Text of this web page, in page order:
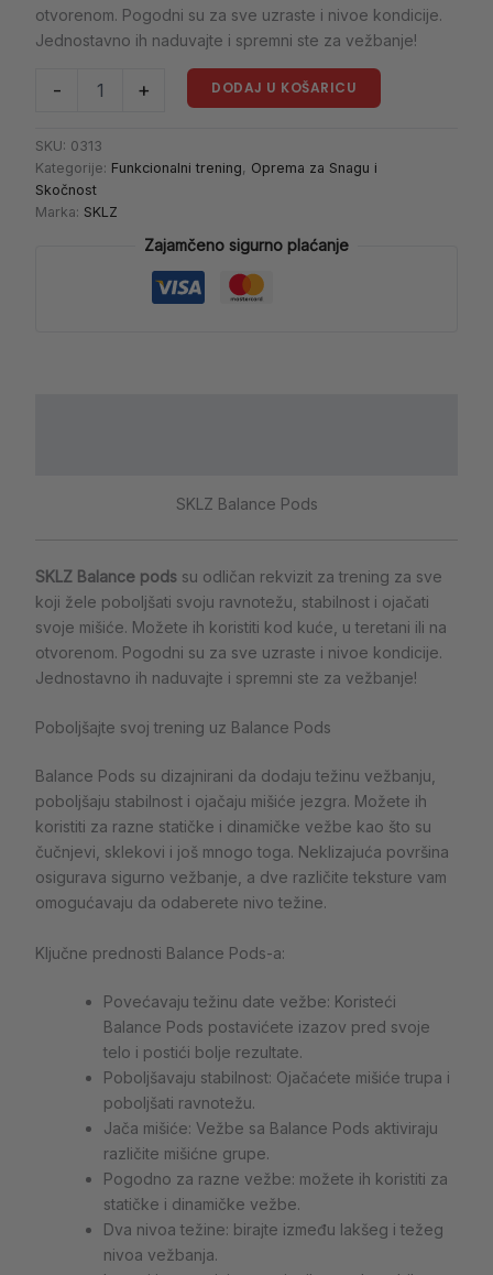
otvorenom. Pogodni su za sve uzraste i nivoe kondicije.
Jednostavno ih naduvajte i spremni ste za vežbanje!
- + DODAJ U KOŠARICU
SKU: 0313
Kategorije: Funkcionalni trening, Oprema za Snagu i
Skočnost
Marka: SKLZ
Zajamčeno sigurno plaćanje
SKLZ Balance Pods
SKLZ Balance pods su odličan rekvizit za trening za sve
koji žele poboljšati svoju ravnotežu, stabilnost i ojačati
svoje mišiće. Možete ih koristiti kod kuće, u teretani ili na
otvorenom. Pogodni su za sve uzraste i nivoe kondicije.
Jednostavno ih naduvajte i spremni ste za vežbanje!
Poboljšajte svoj trening uz Balance Pods
Balance Pods su dizajnirani da dodaju težinu vežbanju,
poboljšaju stabilnost i ojačaju mišiće jezgra. Možete ih
koristiti za razne statičke i dinamičke vežbe kao što su
čučnjevi, sklekovi i još mnogo toga. Neklizajuća površina
osigurava sigurno vežbanje, a dve različite teksture vam
omogućavaju da odaberete nivo težine.
Ključne prednosti Balance Pods-a:
Povećavaju težinu date vežbe: Koristeći
Balance Pods postavićete izazov pred svoje
telo i postići bolje rezultate.
Poboljšavaju stabilnost: Ojačaćete mišiće trupa i
poboljšati ravnotežu.
Jača mišiće: Vežbe sa Balance Pods aktiviraju
različite mišićne grupe.
Pogodno za razne vežbe: možete ih koristiti za
statičke i dinamičke vežbe.
Dva nivoa težine: birajte između lakšeg i težeg
nivoa vežbanja.